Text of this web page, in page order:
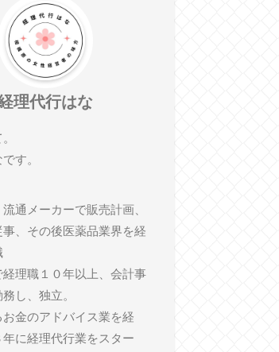
理代行はな
す。
通メーカーで販売計画、
、その後医薬品業界を経
理職１０年以上、会計事
し、独立。
金のアドバイス業を経
に経理代行業をスター